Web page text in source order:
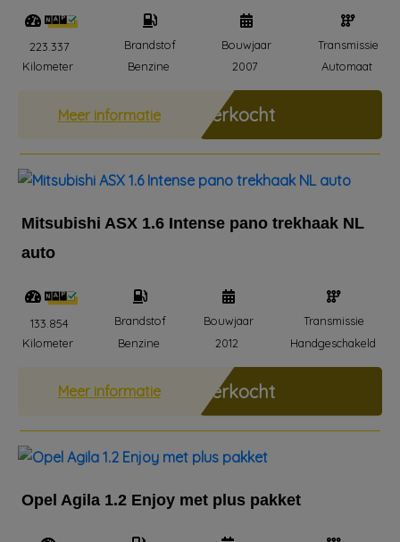
223.337
Kilometer
Brandstof
Benzine
Bouwjaar
2007
Transmissie
Automaat
Meer informatie Verkocht
Mitsubishi ASX 1.6 Intense pano trekhaak NL
auto
133.854
Kilometer
Brandstof
Benzine
Bouwjaar
2012
Transmissie
Handgeschakeld
Meer informatie Verkocht
Opel Agila 1.2 Enjoy met plus pakket